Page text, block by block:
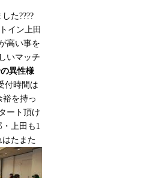
した????
イン上田
高い事を
いマッチ
異性様
付時間は
裕を持っ
ート頂け
上田も1
はたまた